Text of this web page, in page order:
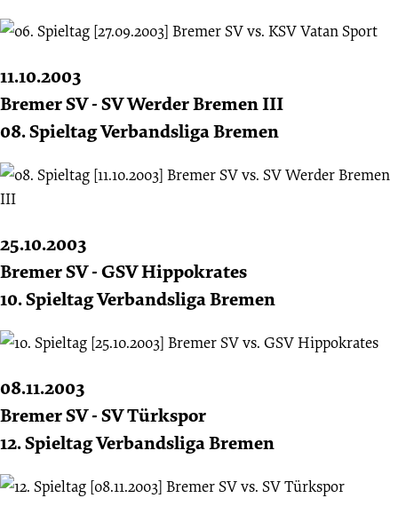
11.10.2003
Bremer SV - SV Werder Bremen III
08. Spieltag Verbandsliga Bremen
25.10.2003
Bremer SV - GSV Hippokrates
10. Spieltag Verbandsliga Bremen
08.11.2003
Bremer SV - SV Türkspor
12. Spieltag Verbandsliga Bremen